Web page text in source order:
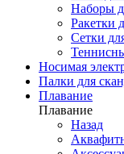
Наборы
Ракетки
Сетки
Носимая
Палки для
Плавание
Плавание
Назад